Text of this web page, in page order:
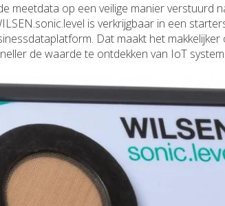
meetdata op een veilige manier verstuurd
is verkrijgbaar in een
Dat maakt het
de waarde te ontdekken van IoT